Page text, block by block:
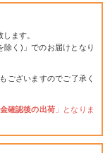
ます。
除く)」でのお届けとなり
ございますのでご了承く
確認後の出荷 」となりま